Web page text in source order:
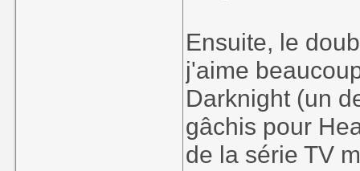
Ensuite, le
j'aime
Darknight (un
gâchis pour
de la série TV